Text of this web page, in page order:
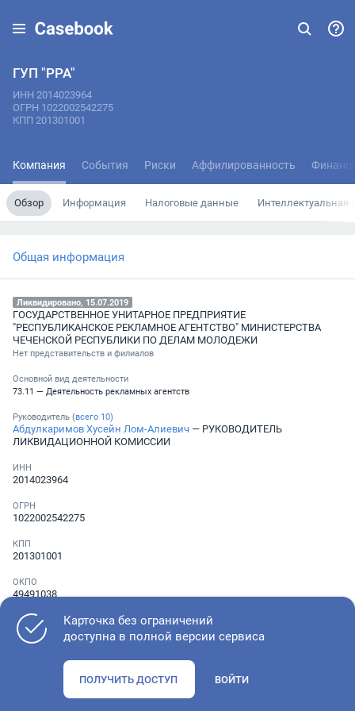
ГУП "РРА"
ИНН 2014023964
ОГРН 1022002542275
КПП 201301001
Компания События Риски Аффилированность
Обзор Информация Налоговые данные Интеллектуальная
Общая информация
Ликвидировано, 15.07.2019
ГОСУДАРСТВЕННОЕ УНИТАРНОЕ ПРЕДПРИЯТИЕ
"РЕСПУБЛИКАНСКОЕ РЕКЛАМНОЕ АГЕНТСТВО" МИНИСТЕРСТВА
ЧЕЧЕНСКОЙ РЕСПУБЛИКИ ПО ДЕЛАМ МОЛОДЕЖИ
Нет представительств и филиалов
Основной вид деятельности
73.11 — Деятельность рекламных агентств
Руководитель (всего 10)
Абдулкаримов Хусейн Лом-Алиевич — РУКОВОДИТЕЛЬ
ЛИКВИДАЦИОННОЙ КОМИССИИ
ИНН
2014023964
ОГРН
1022002542275
КПП
201301001
ОКПО
49491038
Телефон
░ ░░░ ░░░░░░░
Как оценить состояние компании
Карточка без ограничений
доступна в полной версии сервиса
ПОЛУЧИТЬ ДОСТУП ВОЙТИ